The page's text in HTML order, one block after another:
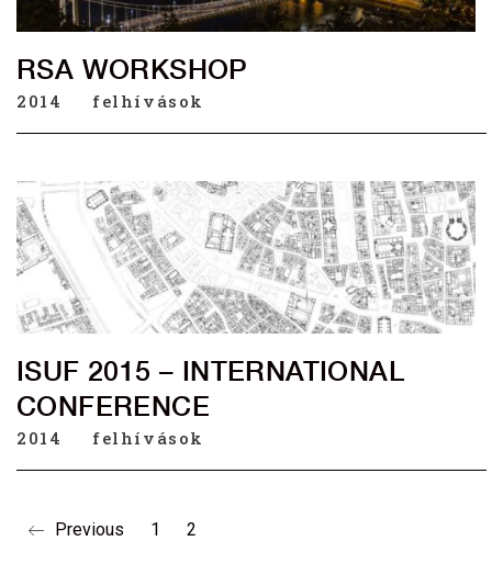
RSA WORKSHOP
2014 felhívások
ISUF 2015 – INTERNATIONAL
CONFERENCE
2014 felhívások
Previous 1 2